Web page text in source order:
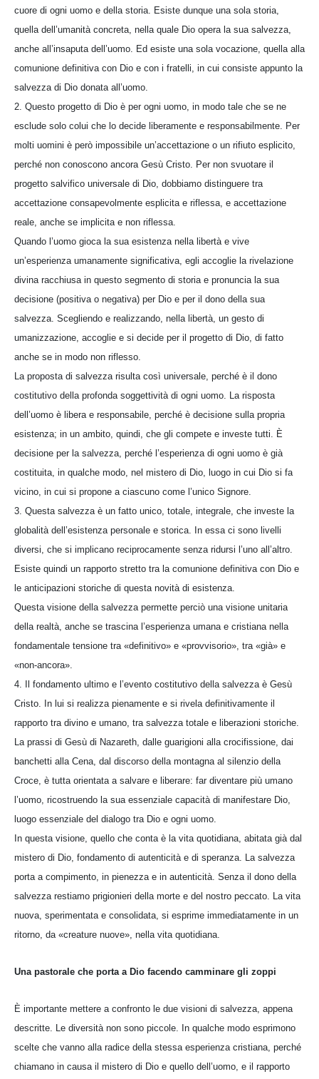
cuore di ogni uomo e della storia. Esiste dunque una sola storia,
quella dell’umanità concreta, nella quale Dio opera la sua salvezza,
anche all’insaputa dell’uomo. Ed esiste una sola vocazione, quella alla
comunione definitiva con Dio e con i fratelli, in cui consiste appunto la
salvezza di Dio donata all’uomo.
2. Questo progetto di Dio è per ogni uomo, in modo tale che se ne
esclude solo colui che lo decide liberamente e responsabilmente. Per
molti uomini è però impossibile un’accettazione o un rifiuto esplicito,
perché non conoscono ancora Gesù Cristo. Per non svuotare il
progetto salvifico universale di Dio, dobbiamo distinguere tra
accettazione consapevolmente esplicita e riflessa, e accettazione
reale, anche se implicita e non riflessa.
Quando l’uomo gioca la sua esistenza nella libertà e vive
un’esperienza umanamente significativa, egli accoglie la rivelazione
divina racchiusa in questo segmento di storia e pronuncia la sua
decisione (positiva o negativa) per Dio e per il dono della sua
salvezza. Scegliendo e realizzando, nella libertà, un gesto di
umanizzazione, accoglie e si decide per il progetto di Dio, di fatto
anche se in modo non riflesso.
La proposta di salvezza risulta così universale, perché è il dono
costitutivo della profonda soggettività di ogni uomo. La risposta
dell’uomo è libera e responsabile, perché è decisione sulla propria
esistenza; in un ambito, quindi, che gli compete e investe tutti. È
decisione per la salvezza, perché l’esperienza di ogni uomo è già
costituita, in qualche modo, nel mistero di Dio, luogo in cui Dio si fa
vicino, in cui si propone a ciascuno come l’unico Signore.
3. Questa salvezza è un fatto unico, totale, integrale, che investe la
globalità dell’esistenza personale e storica. In essa ci sono livelli
diversi, che si implicano reciprocamente senza ridursi l’uno all’altro.
Esiste quindi un rapporto stretto tra la comunione definitiva con Dio e
le anticipazioni storiche di questa novità di esistenza.
Questa visione della salvezza permette perciò una visione unitaria
della realtà, anche se trascina l’esperienza umana e cristiana nella
fondamentale tensione tra «definitivo» e «provvisorio», tra «già» e
«non-ancora».
4. Il fondamento ultimo e l’evento costitutivo della salvezza è Gesù
Cristo. In lui si realizza pienamente e si rivela definitivamente il
rapporto tra divino e umano, tra salvezza totale e liberazioni storiche.
La prassi di Gesù di Nazareth, dalle guarigioni alla crocifissione, dai
banchetti alla Cena, dal discorso della montagna al silenzio della
Croce, è tutta orientata a salvare e liberare: far diventare più umano
l’uomo, ricostruendo la sua essenziale capacità di manifestare Dio,
luogo essenziale del dialogo tra Dio e ogni uomo.
In questa visione, quello che conta è la vita quotidiana, abitata già dal
mistero di Dio, fondamento di autenticità e di speranza. La salvezza
porta a compimento, in pienezza e in autenticità. Senza il dono della
salvezza restiamo prigionieri della morte e del nostro peccato. La vita
nuova, sperimentata e consolidata, si esprime immediatamente in un
ritorno, da «creature nuove», nella vita quotidiana.
Una pastorale che porta a Dio facendo camminare gli zoppi
È importante mettere a confronto le due visioni di salvezza, appena
descritte. Le diversità non sono piccole. In qualche modo esprimono
scelte che vanno alla radice della stessa esperienza cristiana, perché
chiamano in causa il mistero di Dio e quello dell’uomo, e il rapporto